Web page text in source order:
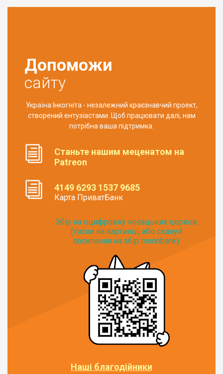
Допоможи
сайту
Україна Інкогніта - незалежний краєзнавчий проект,
створений ентузіастами. Щоб працювати далі, нам
потрібна ваша підтримка.
Станьте нашим меценатом на
Patreon
4149 6293 1537 9685
Карта ПриватБанк
Збір на оцифровку козацьких церков
(тисни на картинці, або скануй
посилання на збір monobank):
Наші благодійники